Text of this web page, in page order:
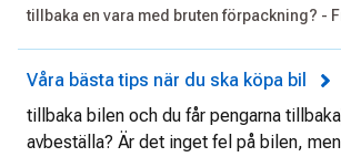
tillbaka en vara med bruten förpackning? -
Våra bästa tips när du ska köpa bil
tillbaka bilen och du får pengarna
avbeställa? Är det inget fel på bilen,